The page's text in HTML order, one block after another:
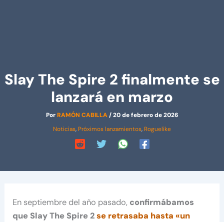
Slay The Spire 2 finalmente se
lanzará en marzo
PorRAMÓN CABILLA/20 de febrero de 2026
Noticias, Próximos lanzamientos, Roguelike
En septiembre del año pasado, confirmábamos
que Slay The Spire 2se retrasaba hasta «un